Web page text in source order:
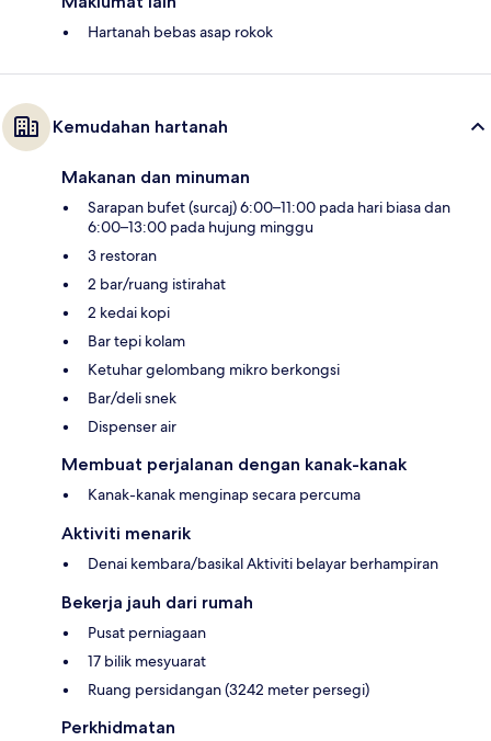
Hartanah bebas asap rokok
Kemudahan hartanah
Makanan dan minuman
Sarapan bufet (surcaj) 6:00–11:00 pada hari biasa dan
6:00–13:00 pada hujung minggu
3 restoran
2 bar/ruang istirahat
2 kedai kopi
Bar tepi kolam
Ketuhar gelombang mikro berkongsi
Bar/deli snek
Dispenser air
Membuat perjalanan dengan kanak-kanak
Kanak-kanak menginap secara percuma
Aktiviti menarik
Denai kembara/basikal Aktiviti belayar berhampiran
Bekerja jauh dari rumah
Pusat perniagaan
17 bilik mesyuarat
Ruang persidangan (3242 meter persegi)
Perkhidmatan